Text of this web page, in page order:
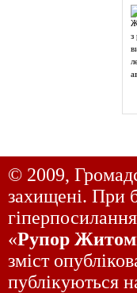
© 2009,
захищені. При
«Рупор
зміст
публікуються